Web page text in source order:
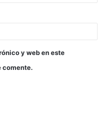
y web en este
comente.